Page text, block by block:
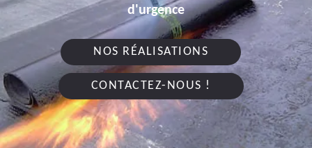
d'urgence
NOS RÉALISATIONS
CONTACTEZ-NOUS !